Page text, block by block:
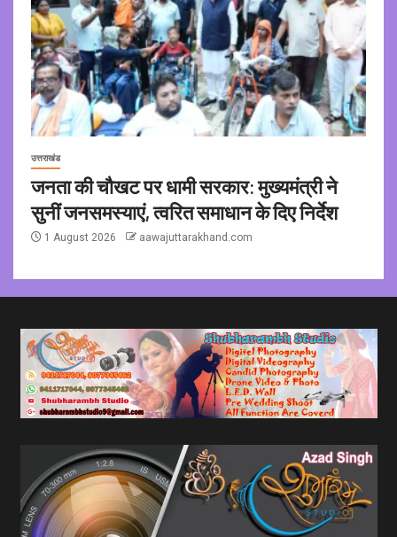
उत्तराखंड
जनता की चौखट पर धामी सरकार: मुख्यमंत्री ने
सुनीं जनसमस्याएं, त्वरित समाधान के दिए निर्देश
1 August 2026 aawajuttarakhand.com